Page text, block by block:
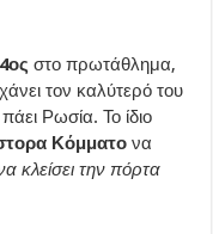
στο πρωτάθλημα,
τον καλύτερό του
Ρωσία. Το ίδιο
Κόμματο να
κλείσει την πόρτα